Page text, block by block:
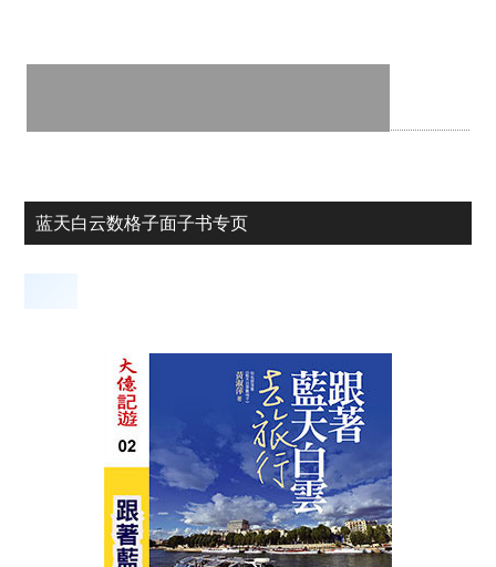
蓝天白云数格子面子书专页